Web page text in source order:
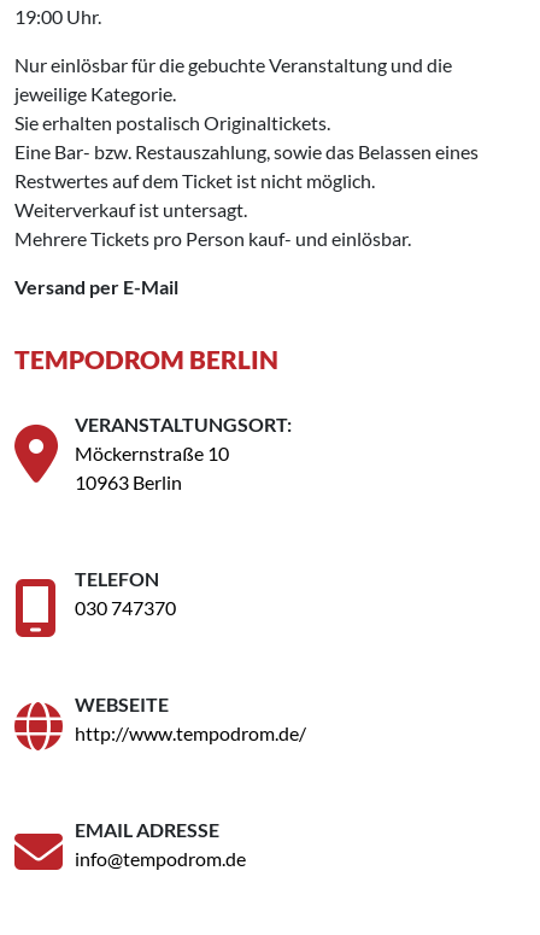
19:00 Uhr.
Nur einlösbar für die gebuchte Veranstaltung und die
jeweilige Kategorie.
Sie erhalten postalisch Originaltickets.
Eine Bar- bzw. Restauszahlung, sowie das Belassen eines
Restwertes auf dem Ticket ist nicht möglich.
Weiterverkauf ist untersagt.
Mehrere Tickets pro Person kauf- und einlösbar.
Versand per E-Mail
TEMPODROM BERLIN
VERANSTALTUNGSORT:
Möckernstraße 10
10963 Berlin
TELEFON
030 747370
WEBSEITE
http://www.tempodrom.de/
EMAIL ADRESSE
info@tempodrom.de